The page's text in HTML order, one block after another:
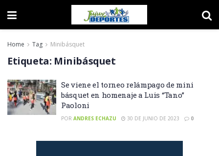
Home Tag Minibásquet
Etiqueta: Minibásquet
Se viene el torneo relámpago de mini
básquet en homenaje a Luis “Tano”
Paoloni
POR ANDRES ECHAZU 30 DE JUNIO DE 2023 0